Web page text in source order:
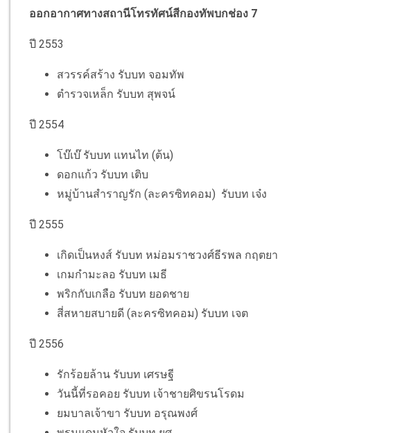
ออกอากาศทางสถานีโทรทัศน์สีกองทัพบกช่อง 7
ปี 2553
สวรรค์สร้าง รับบท จอมทัพ
ตำรวจเหล็ก รับบท สุพจน์
ปี 2554
โบ๊เบ๊ รับบท แทนไท (ต้น)
ดอกแก้ว รับบท เติบ
หมู่บ้านสำราญรัก (ละครซิทคอม) รับบท เจ๋ง
ปี 2555
เกิดเป็นหงส์ รับบท หม่อมราชวงศ์ธีรพล กฤตยา
เกมกำมะลอ รับบท เมธี
พริกกับเกลือ รับบท ยอดชาย
สี่สหายสบายดี (ละครซิทคอม) รับบท เจต
ปี 2556
รักร้อยล้าน รับบท เศรษฐี
วันนี้ที่รอคอย รับบท เจ้าชายศิขรนโรดม
ยมบาลเจ้าขา รับบท อรุณพงศ์